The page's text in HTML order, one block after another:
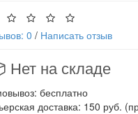
0 / Написать отзыв
Нет на складе
бесплатно
доставка: 150 руб.